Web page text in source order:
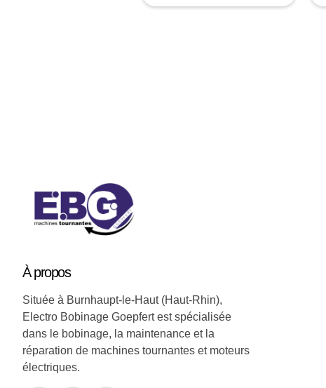
Àpropos
Située à Burnhaupt-le-Haut (Haut-Rhin),
Electro Bobinage Goepfert est spécialisée
dans le bobinage, la maintenance et la
réparation de machines tournantes et moteurs
électriques.